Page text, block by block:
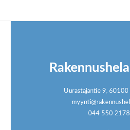
Uurastajantie 9, 60100
044 550 2178